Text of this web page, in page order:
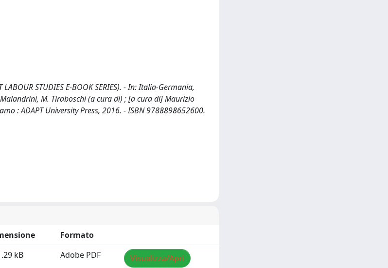
STUDIES E-BOOK SERIES). - In: Italia-Germania,
M. Tiraboschi (a cura di) ; [a cura di] Maurizio
: ADAPT University Press, 2016. - ISBN 9788898652600.
Formato
kB Adobe PDF Visualizza/Apri